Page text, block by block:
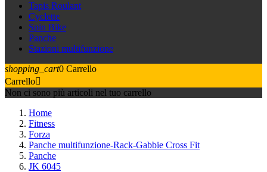
Tapis Roulant
Cyclette
Spin Bike
Panche
Stazioni multifunzione
shopping_cart0 Carrello
Carrello
Non ci sono più articoli nel tuo carrello
Home
Fitness
Forza
Panche multifunzione-Rack-Gabbie Cross Fit
Panche
JK 6045